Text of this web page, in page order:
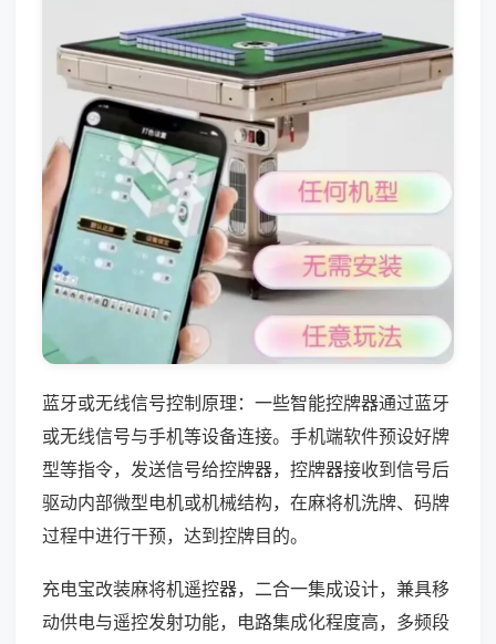
蓝牙或无线信号控制原理：一些智能控牌器通过蓝牙
或无线信号与手机等设备连接。手机端软件预设好牌
型等指令，发送信号给控牌器，控牌器接收到信号后
驱动内部微型电机或机械结构，在麻将机洗牌、码牌
过程中进行干预，达到控牌目的。
充电宝改装麻将机遥控器，二合一集成设计，兼具移
动供电与遥控发射功能，电路集成化程度高，多频段